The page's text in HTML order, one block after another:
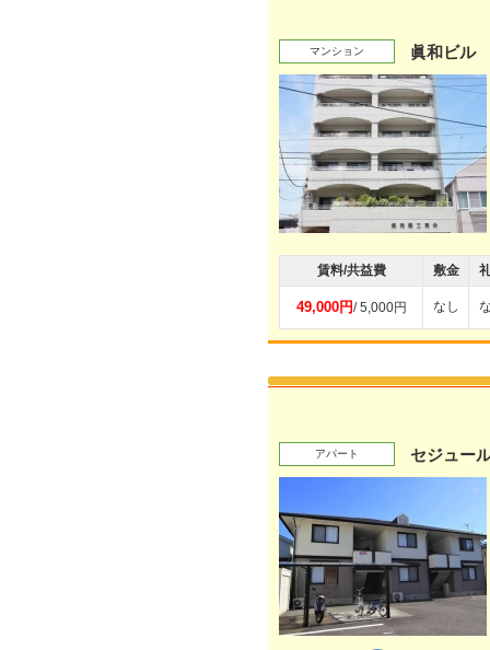
マンション 眞和ビル
賃料/共益費 敷金
49,000円/ 5,000円 なし
アパート セジュー